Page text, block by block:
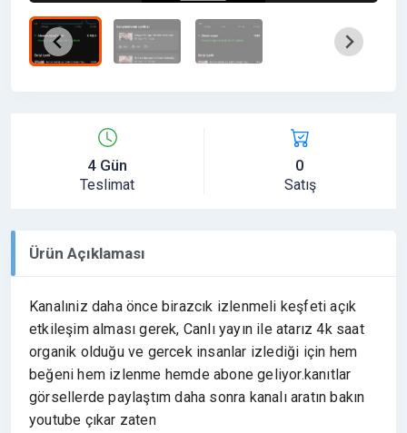
4 Gün
Teslimat
0
Satış
Ürün Açıklaması
Kanalıniz daha önce birazcık izlenmeli keşfeti açık
etkileşim alması gerek, Canlı yayın ile atarız 4k saat
organik olduğu ve gercek insanlar izlediği için hem
beğeni hem izlenme hemde abone geliyor.kanıtlar
görsellerde paylaştım daha sonra kanalı aratın bakın
youtube çıkar zaten